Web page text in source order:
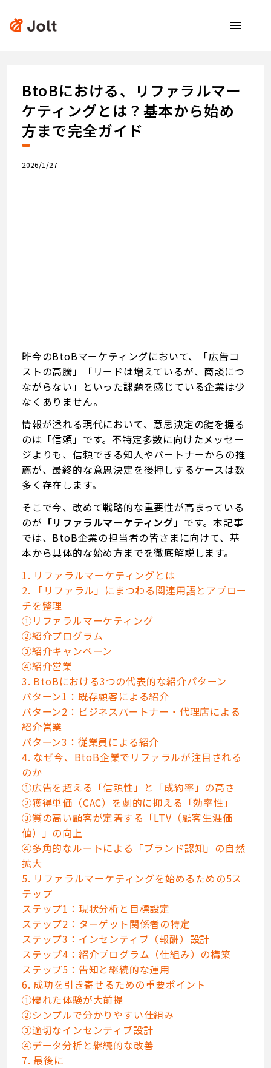
menu
BtoBにおける、リファラルマー
ケティングとは？基本から始め
方まで完全ガイド
2026/1/27
昨今のBtoBマーケティングにおいて、「広告コ
ストの高騰」「リードは増えているが、商談につ
ながらない」といった課題を感じている企業は少
なくありません。
情報が溢れる現代において、意思決定の鍵を握る
のは「信頼」です。不特定多数に向けたメッセー
ジよりも、信頼できる知人やパートナーからの推
薦が、最終的な意思決定を後押しするケースは数
多く存在します。
そこで今、改めて戦略的な重要性が高まっている
のが 「リファラルマーケティング」 です。本記事
では、BtoB企業の担当者の皆さまに向けて、基
本から具体的な始め方までを徹底解説します。
1. リファラルマーケティングとは
2. 「リファラル」にまつわる関連用語とアプロー
チを整理
①リファラルマーケティング
②紹介プログラム
③紹介キャンペーン
④紹介営業
3. BtoBにおける3つの代表的な紹介パターン
パターン1：既存顧客による紹介
パターン2：ビジネスパートナー・代理店による
紹介営業
パターン3：従業員による紹介
4. なぜ今、BtoB企業でリファラルが注目される
のか
①広告を超える「信頼性」と「成約率」の高さ
②獲得単価（CAC）を劇的に抑える「効率性」
③質の高い顧客が定着する「LTV（顧客生涯価
値）」の向上
④多角的なルートによる「ブランド認知」の自然
拡大
5. リファラルマーケティングを始めるための5ス
テップ
ステップ1：現状分析と目標設定
ステップ2：ターゲット関係者の特定
ステップ3：インセンティブ（報酬）設計
ステップ4：紹介プログラム（仕組み）の構築
ステップ5：告知と継続的な運用
6. 成功を引き寄せるための重要ポイント
①優れた体験が大前提
②シンプルで分かりやすい仕組み
③適切なインセンティブ設計
④データ分析と継続的な改善
7. 最後に